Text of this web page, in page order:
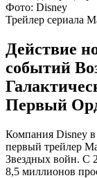
Фото: Disney
Трейлер сериала
Действие
событий
Первый
Компания Disney в
первый трейлер
Звездных войн. С
8,5 миллионов